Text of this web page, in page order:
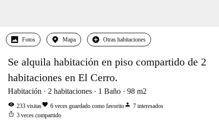
Fotos Mapa Otras habitaciones
Se alquila habitación en piso compartido de 2
habitaciones en El Cerro.
Habitación 2 habitaciones 1 Baño 98 m2
visibility 233 visitasfavorite 6 veces guardado como favoritoperson 7 interesados
ios_share 3 veces compartido